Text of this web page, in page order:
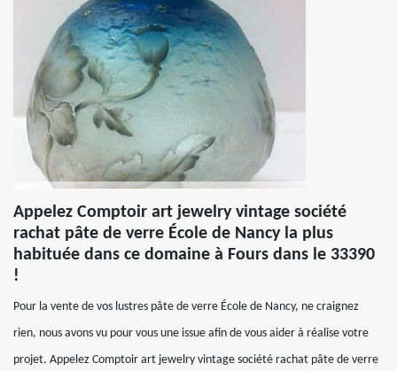
Appelez Comptoir art jewelry vintage société
rachat pâte de verre École de Nancy la plus
habituée dans ce domaine à Fours dans le 33390
!
Pour la vente de vos lustres pâte de verre École de Nancy, ne craignez
rien, nous avons vu pour vous une issue afin de vous aider à réalise votre
projet. Appelez Comptoir art jewelry vintage société rachat pâte de verre